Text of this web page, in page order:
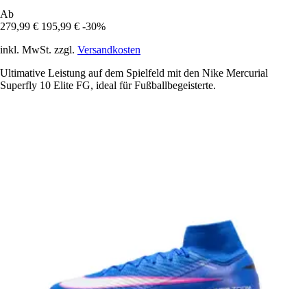
Ab
279,99 € 195,99 € -30%
inkl. MwSt. zzgl. Versandkosten
Ultimative Leistung auf dem Spielfeld mit den Nike Mercurial
Superfly 10 Elite FG, ideal für Fußballbegeisterte.